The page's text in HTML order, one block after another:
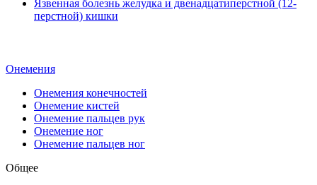
Язвенная болезнь желудка и двенадцатиперстной (12-
перстной) кишки
Онемения
Онемения конечностей
Онемение кистей
Онемение пальцев рук
Онемение ног
Онемение пальцев ног
Общее